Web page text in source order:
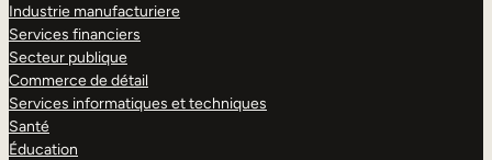
Industrie manufacturiere
Services financiers
Secteur publique
Commerce de détail
Services informatiques et techniques
Santé
Éducation